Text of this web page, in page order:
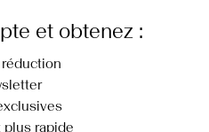
classique est parfaite pour créer
traditionnel, vous assurant de vous
prête à conquérir n’importe quelle
à la robe d’invitée de mariage
et obtenez :
réduction
plus rapide